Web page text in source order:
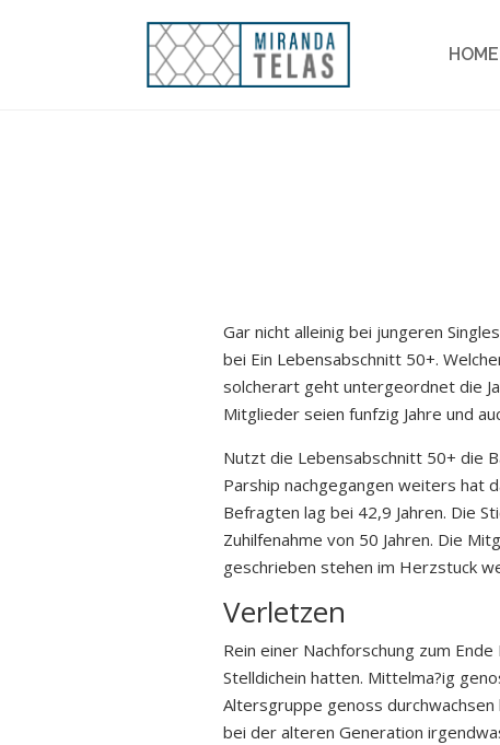
HOME
Gar nicht alleinig bei jungeren
bei Ein Lebensabschnitt 50+.
solcherart geht untergeordnet die
Mitglieder seien funfzig Jahre und
Nutzt die Lebensabschnitt 50+ die
Parship nachgegangen weiters hat
Befragten lag bei 42,9 Jahren. Die
Zuhilfenahme von 50 Jahren. Die
geschrieben stehen im Herzstuck
Verletzen
Rein einer Nachforschung zum
Stelldichein hatten. Mittelma?ig
Altersgruppe genoss
bei der alteren Generation